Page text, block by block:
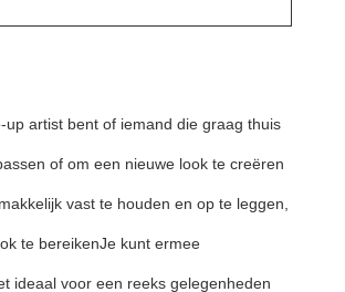
artist bent of iemand die graag thuis
of om een nieuwe look te creëren
vast te houden en op te leggen,
te bereikenJe kunt ermee
ideaal voor een reeks gelegenheden